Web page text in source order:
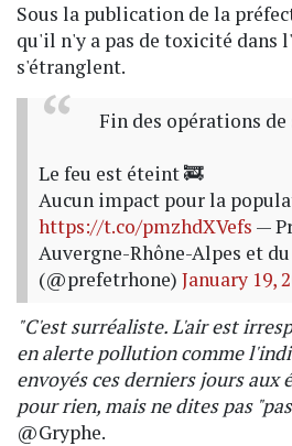
Sous la publication de la
qu'il n'y a pas de toxicité dans
s'étranglent.
Fin des opérations de
Le feu est éteint 🚒
Aucun impact pour la
https://t.co/pmzhdXVefs —
Auvergne-Rhône-Alpes et du
(@prefetrhone) January 19,
"C'est surréaliste. L'air est
en alerte pollution comme
envoyés ces derniers jours aux
pour rien, mais ne dites pas
@Gryphe.